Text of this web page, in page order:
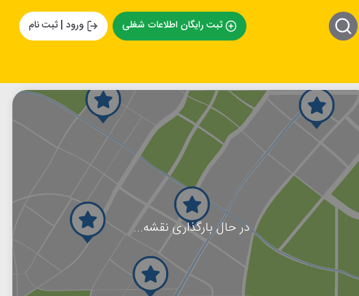
ثبت رایگان اطلاعات شغلی ورود | ثبت نام
در حال بارگذاری نقشه...